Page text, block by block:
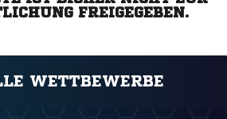
FREIGEGEBEN.
WETTBEWERBE